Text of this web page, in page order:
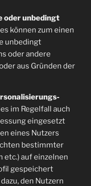
oder unbedingt
können zum einen
unbedingt
oder andere
aus Gründen der
im Regelfall auch
eingesetzt
eines Nutzers
bestimmter
etc.) auf einzelnen
gespeichert
den Nutzern